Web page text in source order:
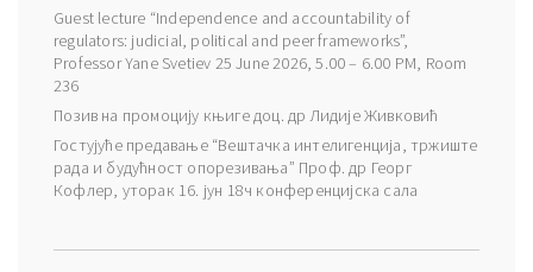
Guest lecture “Independence and accountability of
regulators: judicial, political and peer frameworks”,
Professor Yane Svetiev 25 June 2026, 5.00 – 6.00 PM, Room
236
Позив на промоцију књиге доц. др Лидије Живковић
Гостујуће предавање “Вештачка интелигенција, тржиште
рада и будућност опорезивања” Проф. др Георг
Кофлер, уторак 16. јун 18ч конференцијска сала